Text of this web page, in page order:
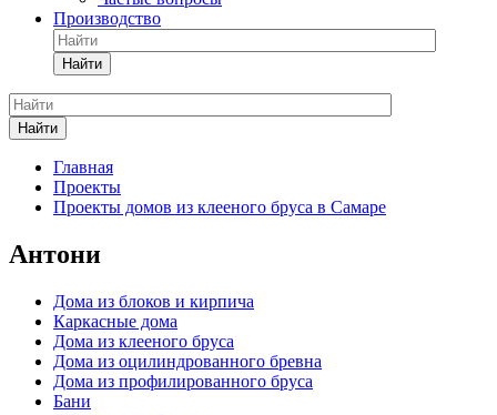
Производство
Найти
Найти
Главная
Проекты
Проекты домов из клееного бруса в Самаре
Антони
Дома из блоков и кирпича
Каркасные дома
Дома из клееного бруса
Дома из оцилиндрованного бревна
Дома из профилированного бруса
Бани